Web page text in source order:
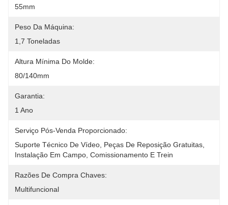
55mm
Peso Da Máquina:
1,7 Toneladas
Altura Mínima Do Molde:
80/140mm
Garantia:
1 Ano
Serviço Pós-Venda Proporcionado:
Suporte Técnico De Vídeo, Peças De Reposição Gratuitas,
Instalação Em Campo, Comissionamento E Trein
Razões De Compra Chaves:
Multifuncional